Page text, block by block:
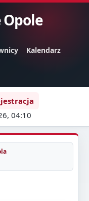
Opole
Kalendarz
04:10